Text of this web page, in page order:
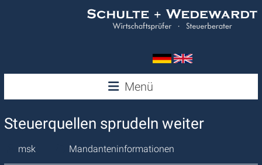
Wedewardt
&
Schulte
Menü
Steuerquellen sprudeln weiter
msk Mandanteninformationen